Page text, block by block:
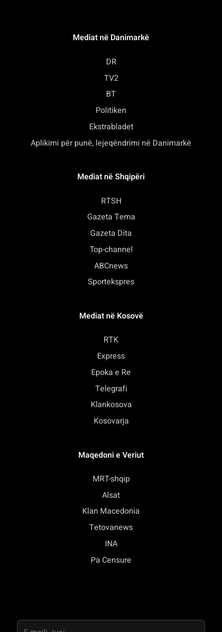
Mediat në Danimarkë
DR
TV2
BT
Politiken
Ekstrabladet
Aplikimi për punë, lejeqëndrimi në Danimarkë
Mediat në Shqipëri
RTSH
Gazeta Tema
Gazeta Dita
Top-channel
ABCnews
Sportekspres
Mediat në Kosovë
RTK
Express
Epoka e Re
Telegrafi
Klankosova
Kosovarja
Maqedoni e Veriut
MRT-shqip
Alsat
Klan Macedonia
Tetovanews
INA
Pa Censure